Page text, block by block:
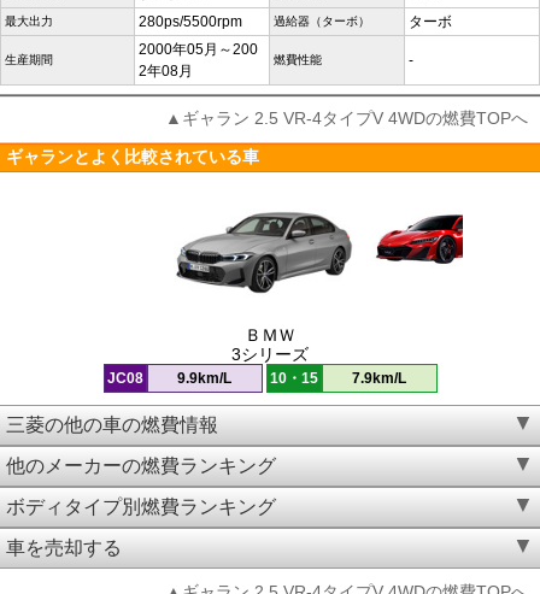
最大出力 280ps/5500rpm 過給器（ターボ） ターボ
生産期間
2000年05月～200
2年08月
燃費性能 -
▲ギャラン 2.5 VR-4タイプV 4WDの燃費TOPへ
ギャランとよく比較されている車
ＢＭＷ
3シリーズ
JC08 9.9km/L 10・15 7.9km/L
三菱の他の車の燃費情報
他のメーカーの燃費ランキング
ボディタイプ別燃費ランキング
車を売却する